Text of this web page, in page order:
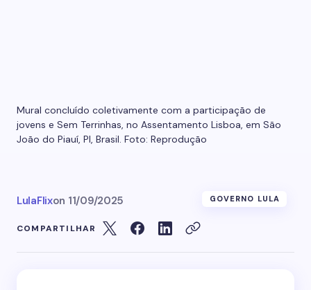
Mural concluído coletivamente com a participação de
jovens e Sem Terrinhas, no Assentamento Lisboa, em São
João do Piauí, PI, Brasil. Foto: Reprodução
LulaFlixon 11/09/2025 GOVERNO LULA
COMPARTILHAR